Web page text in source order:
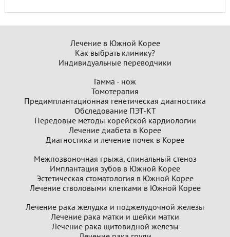
Лечение в Южной Корее
Как выбрать клинику?
Индивидуальные переводчики
Гамма - нож
Томотерапия
Предимплантационная генетическая диагностика
Обследование ПЭТ-КТ
Передовые методы корейской кардиологии
Лечение диабета в Корее
Диагностика и лечение почек в Корее
Межпозвоночная грыжа, спинальный стеноз
Имплантация зубов в Южной Корее
Эстетическая стоматология в Южной Корее
Лечение стволовыми клетками в Южной Корее
Лечение рака желудка и поджелудочной железы
Лечение рака матки и шейки матки
Лечение рака щитовидной железы